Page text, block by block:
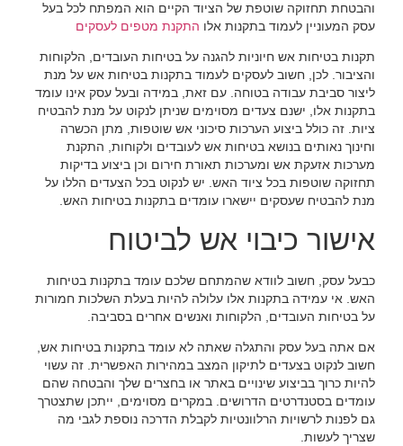
והבטחת תחזוקה שוטפת של הציוד הקיים הוא המפתח לכל בעל
עסק המעוניין לעמוד בתקנות אלו התקנת מטפים לעסקים
תקנות בטיחות אש חיוניות להגנה על בטיחות העובדים, הלקוחות
והציבור. לכן, חשוב לעסקים לעמוד בתקנות בטיחות אש על מנת
ליצור סביבת עבודה בטוחה. עם זאת, במידה ובעל עסק אינו עומד
בתקנות אלו, ישנם צעדים מסוימים שניתן לנקוט על מנת להבטיח
ציות. זה כולל ביצוע הערכות סיכוני אש שוטפות, מתן הכשרה
וחינוך נאותים בנושא בטיחות אש לעובדים ולקוחות, התקנת
מערכות אזעקת אש ומערכות תאורת חירום וכן ביצוע בדיקות
תחזוקה שוטפות בכל ציוד האש. יש לנקוט בכל הצעדים הללו על
מנת להבטיח שעסקים יישארו עומדים בתקנות בטיחות האש.
אישור כיבוי אש לביטוח
כבעל עסק, חשוב לוודא שהמתחם שלכם עומד בתקנות בטיחות
האש. אי עמידה בתקנות אלו עלולה להיות בעלת השלכות חמורות
על בטיחות העובדים, הלקוחות ואנשים אחרים בסביבה.
אם אתה בעל עסק והתגלה שאתה לא עומד בתקנות בטיחות אש,
חשוב לנקוט בצעדים לתיקון המצב במהירות האפשרית. זה עשוי
להיות כרוך בביצוע שינויים באתר או בחצרים שלך והבטחה שהם
עומדים בסטנדרטים הדרושים. במקרים מסוימים, ייתכן שתצטרך
גם לפנות לרשויות הרלוונטיות לקבלת הדרכה נוספת לגבי מה
שצריך לעשות.